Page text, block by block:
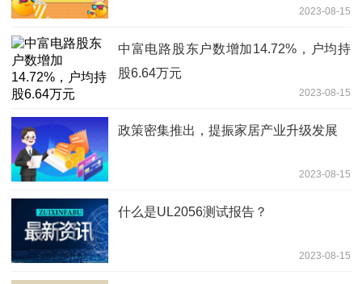
2023-08-15
中富电路股东户数增加14.72%，户均持
股6.64万元
2023-08-15
政策密集推出，提振家居产业升级发展
2023-08-15
什么是UL2056测试报告？
2023-08-15